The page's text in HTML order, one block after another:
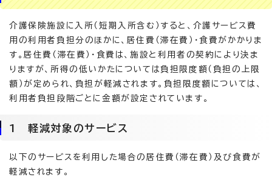
介護保険施設に入所（短期入所含む）すると、介護サービス費
用の利用者負担分のほかに、居住費（滞在費）・食費がかかりま
す。居住費（滞在費）・食費は、施設と利用者の契約により決ま
りますが、所得の低いかたについては負担限度額（負担の上限
額）が定められ、負担が軽減されます。負担限度額については、
利用者負担段階ごとに金額が設定されています。
1 軽減対象のサービス
以下のサービスを利用した場合の居住費（滞在費）及び食費が
軽減されます。